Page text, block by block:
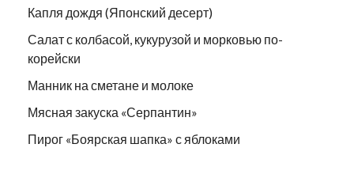
Капля дождя (Японский десерт)
Салат с колбасой, кукурузой и морковью по-
корейски
Манник на сметане и молоке
Мясная закуска «Серпантин»
Пирог «Боярская шапка» с яблоками